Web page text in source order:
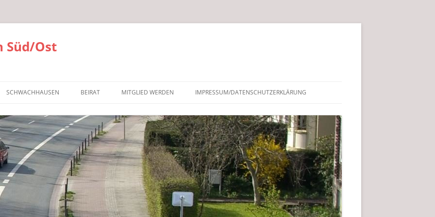
Süd/Ost
SCHWACHHAUSEN BEIRAT MITGLIED WERDEN IMPRESSUM/DATENSCHUTZERKLÄRUNG